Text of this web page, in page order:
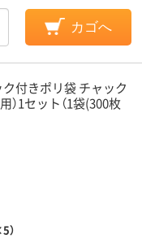
カゴへ
付きポリ袋 チャック
）1セット（1袋(300枚
）